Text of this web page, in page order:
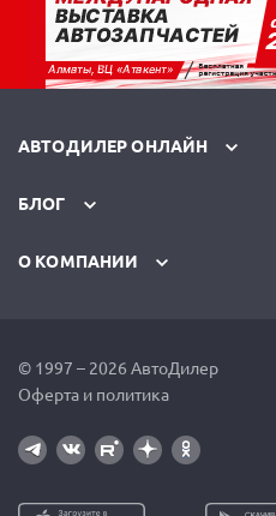
АВТОДИЛЕР ОНЛАЙН
БЛОГ
О КОМПАНИИ
© 1997 – 2026 АвтоДилер
Оферта и политика